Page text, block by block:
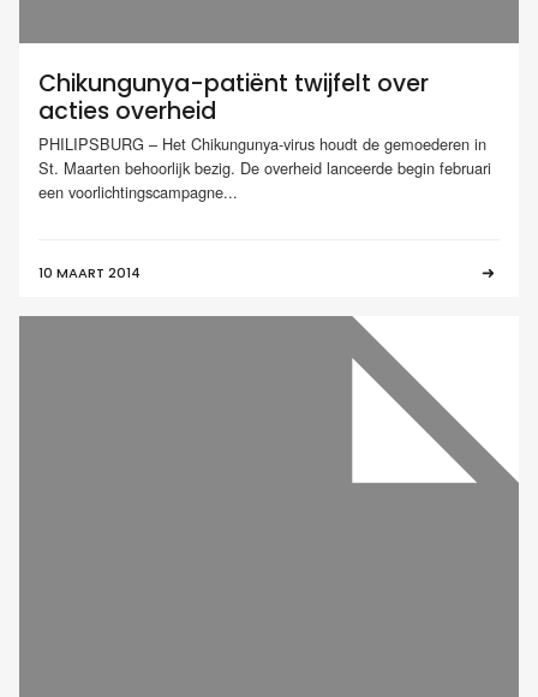
Chikungunya-patiënt twijfelt over
acties overheid
PHILIPSBURG – Het Chikungunya-virus houdt de gemoederen in
St. Maarten behoorlijk bezig. De overheid lanceerde begin februari
een voorlichtingscampagne...
10 MAART 2014